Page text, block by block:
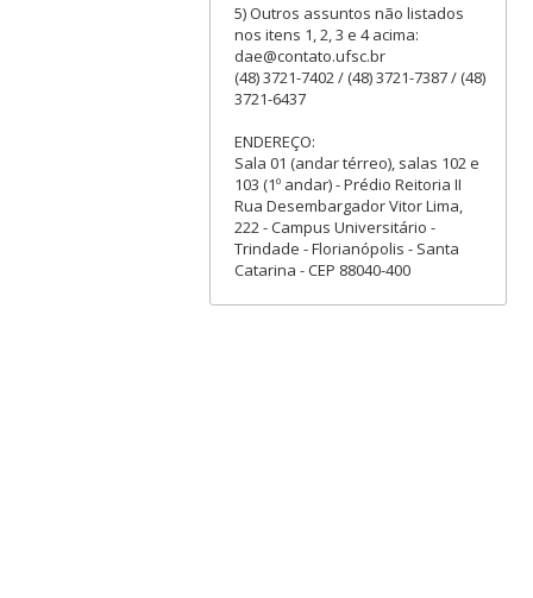
5) Outros assuntos não listados
nos itens 1, 2, 3 e 4 acima:
dae@contato.ufsc.br
(48) 3721-7402 / (48) 3721-7387 / (48)
3721-6437
ENDEREÇO:
Sala 01 (andar térreo), salas 102 e
103 (1º andar) - Prédio Reitoria II
Rua Desembargador Vitor Lima,
222 - Campus Universitário -
Trindade - Florianópolis - Santa
Catarina - CEP 88040-400